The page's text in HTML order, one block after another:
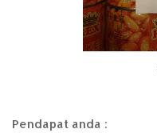
Pendapat anda :